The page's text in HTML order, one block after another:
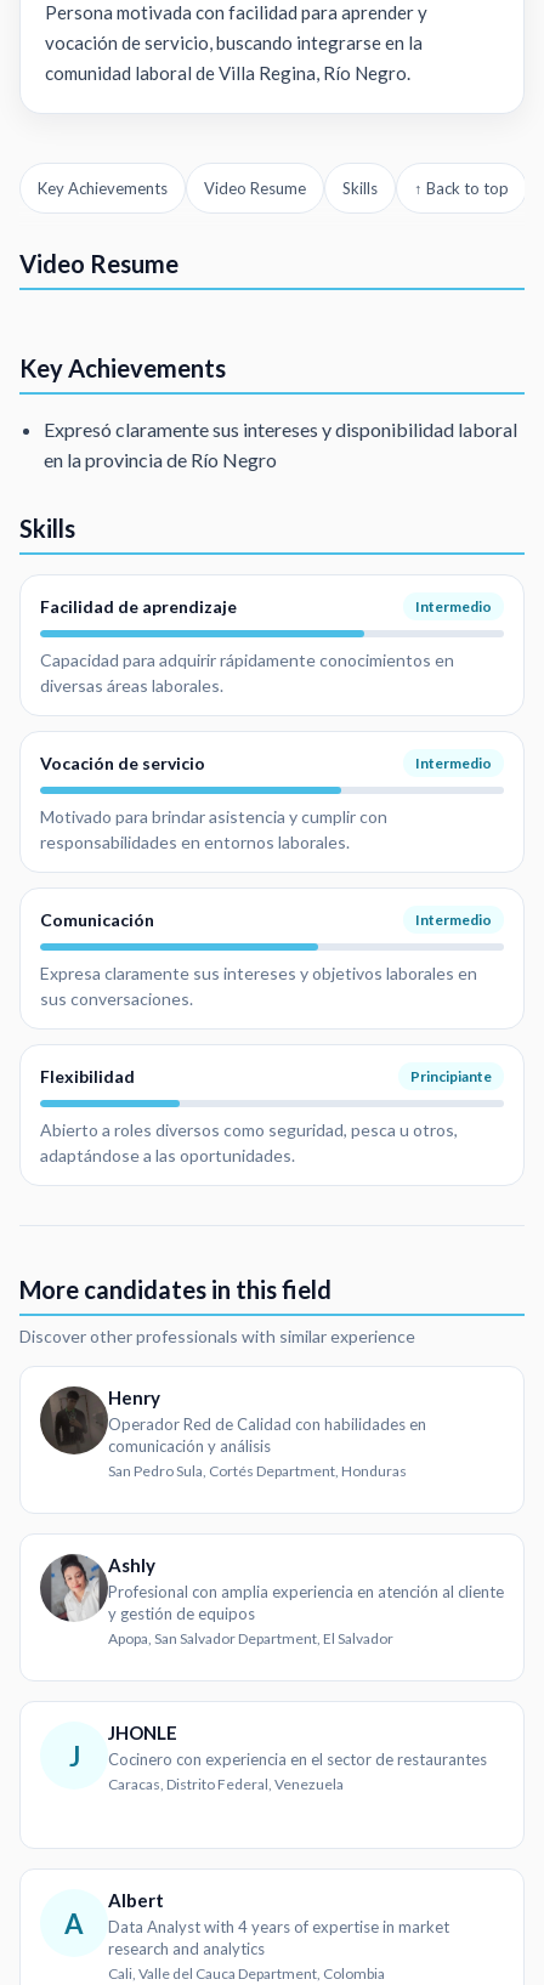
Persona motivada con facilidad para aprender y
vocación de servicio, buscando integrarse en la
comunidad laboral de Villa Regina, Río Negro.
Key Achievements Video Resume Skills ↑ Back to top
Video Resume
Hola...mi finalidad,es ingresar a una empresa y formar parte del
Guarda de seguridad
Key Achievements
Expresó claramente sus intereses y disponibilidad laboral
en la provincia de Río Negro
Skills
Facilidad de aprendizaje Intermedio
Capacidad para adquirir rápidamente conocimientos en
diversas áreas laborales.
Vocación de servicio Intermedio
Motivado para brindar asistencia y cumplir con
responsabilidades en entornos laborales.
Comunicación Intermedio
Expresa claramente sus intereses y objetivos laborales en
sus conversaciones.
Flexibilidad Principiante
Abierto a roles diversos como seguridad, pesca u otros,
adaptándose a las oportunidades.
More candidates in this field
Discover other professionals with similar experience
Henry
Operador Red de Calidad con habilidades en
comunicación y análisis
San Pedro Sula, Cortés Department, Honduras
Ashly
Profesional con amplia experiencia en atención al cliente
y gestión de equipos
Apopa, San Salvador Department, El Salvador
J
JHONLE
Cocinero con experiencia en el sector de restaurantes
Caracas, Distrito Federal, Venezuela
A
Albert
Data Analyst with 4 years of expertise in market
research and analytics
Cali, Valle del Cauca Department, Colombia